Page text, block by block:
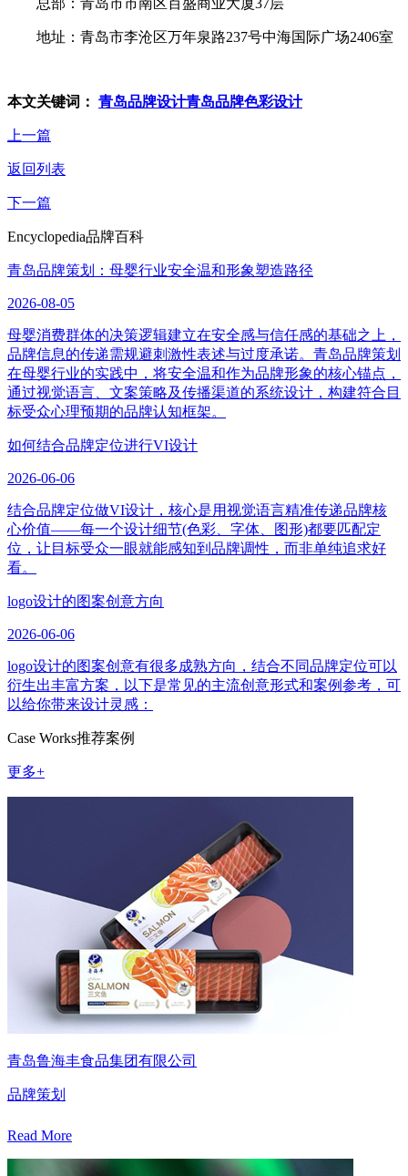
地址：青岛市李沧区万年泉路237号中海国际广场2406室
本文关键词： 青岛品牌设计青岛品牌色彩设计
上一篇
返回列表
下一篇
Encyclopedia品牌百科
青岛品牌策划：母婴行业安全温和形象塑造路径
2026-08-05
母婴消费群体的决策逻辑建立在安全感与信任感的基础之上，
品牌信息的传递需规避刺激性表述与过度承诺。青岛品牌策划
在母婴行业的实践中，将安全温和作为品牌形象的核心锚点，
通过视觉语言、文案策略及传播渠道的系统设计，构建符合目
标受众心理预期的品牌认知框架。
如何结合品牌定位进行VI设计
2026-06-06
结合品牌定位做VI设计，核心是用视觉语言精准传递品牌核
心价值——每一个设计细节(色彩、字体、图形)都要匹配定
位，让目标受众一眼就能感知到品牌调性，而非单纯追求好
看。
logo设计的图案创意方向
2026-06-06
logo设计的图案创意有很多成熟方向，结合不同品牌定位可以
衍生出丰富方案，以下是常见的主流创意形式和案例参考，可
以给你带来设计灵感：
Case Works推荐案例
更多+
青岛鲁海丰食品集团有限公司
品牌策划
Read More